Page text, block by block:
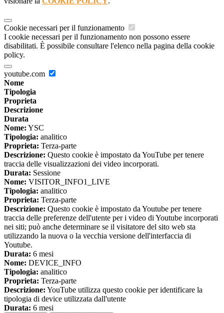
Cookie necessari per il funzionamento
I cookie necessari per il funzionamento non possono essere
disabilitati. È possibile consultare l'elenco nella pagina della cookie
policy.
youtube.com
Nome
Tipologia
Proprieta
Descrizione
Durata
Nome: YSC
Tipologia: analitico
Proprieta: Terza-parte
Descrizione: Questo cookie è impostato da YouTube per tenere
traccia delle visualizzazioni dei video incorporati.
Durata: Sessione
Nome: VISITOR_INFO1_LIVE
Tipologia: analitico
Proprieta: Terza-parte
Descrizione: Questo cookie è impostato da Youtube per tenere
traccia delle preferenze dell'utente per i video di Youtube incorporati
nei siti; può anche determinare se il visitatore del sito web sta
utilizzando la nuova o la vecchia versione dell'interfaccia di
Youtube.
Durata: 6 mesi
Nome: DEVICE_INFO
Tipologia: analitico
Proprieta: Terza-parte
Descrizione: YouTube utilizza questo cookie per identificare la
tipologia di device utilizzata dall'utente
Durata: 6 mesi